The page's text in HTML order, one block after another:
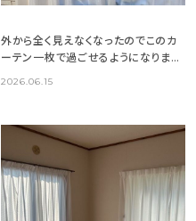
外から全く見えなくなったのでこのカ
ーテン一枚で過ごせるようになりまし
2026.06.15